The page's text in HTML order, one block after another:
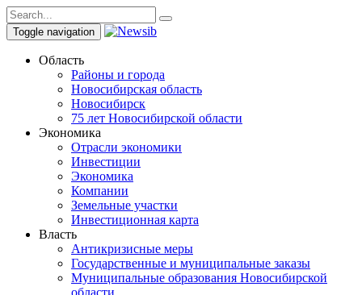
Toggle navigation
Область
Районы и города
Новосибирская область
Новосибирск
75 лет Новосибирской области
Экономика
Отрасли экономики
Инвестиции
Экономика
Компании
Земельные участки
Инвестиционная карта
Власть
Антикризисные меры
Государственные и муниципальные заказы
Муниципальные образования Новосибирской
области